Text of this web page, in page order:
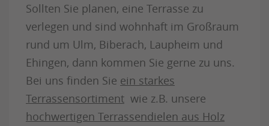
Sollten Sie planen, eine Terrasse zu
verlegen und sind wohnhaft im Großraum
rund um Ulm, Biberach, Laupheim und
Ehingen, dann kommen Sie gerne zu uns.
Bei uns finden Sie ein starkes
Terrassensortiment wie z.B. unsere
hochwertigen Terrassendielen aus Holz